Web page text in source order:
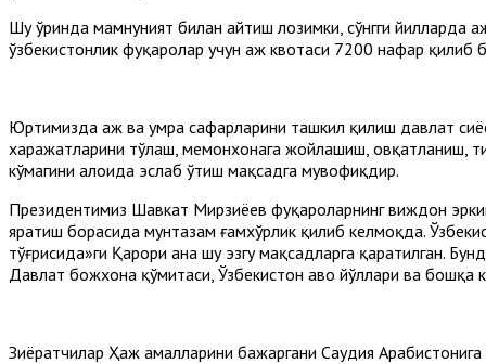
Шу ўринда мамнуният билан айтиш лозимки, сўнгги йилларда
ўзбекистонлик фуқаролар учун ҳаж квотаси 7200 нафар қилиб
Юртимизда ҳаж ва умра сафарларини ташкил қилиш давлат
харажатларини тўлаш, меҳмонхонага жойлашиш, овқатланиш,
кўмагини алоҳида эслаб ўтиш мақсадга мувофиқдир.
Президентимиз Шавкат Мирзиёев фуқароларнинг виждон
яратиш борасида мунтазам ғамхўрлик қилиб келмоқда.
тўғрисида»ги Қарори ана шу эзгу мақсадларга қаратилган.
Давлат божхона қўмитаси, Ўзбекистон ҳаво йўллари ва
Зиёратчилар Ҳаж амалларини бажаргани Саудия